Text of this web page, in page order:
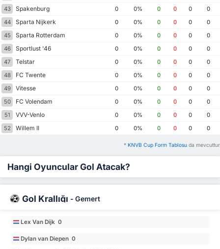
43
Spakenburg 0 0% 0 0 0
0
44
Sparta Nijkerk 0 0% 0 0 0
0
45
Sparta Rotterdam 0 0% 0 0 0
0
46
Sportlust '46 0 0% 0 0 0
0
47
Telstar 0 0% 0 0 0
0
48
FC Twente 0 0% 0 0 0
0
49
Vitesse 0 0% 0 0 0
0
50
FC Volendam 0 0% 0 0 0
0
51
VVV-Venlo 0 0% 0 0 0
0
52
Willem II 0 0% 0 0 0 0
* KNVB Cup Form Tablosu da mevcuttur
Hangi Oyuncular Gol Atacak?
Gol Krallığı - Gemert
Lex Van Dijk 0
Dylan van Diepen 0